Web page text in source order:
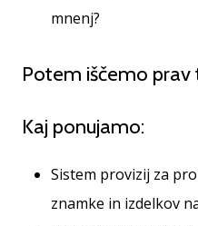
Imate
stran,
Facebook
ali
forum?
mnenj?
Potem iščemo prav
Kaj ponujamo:
Sistem provizij za
znamke in izdelkov